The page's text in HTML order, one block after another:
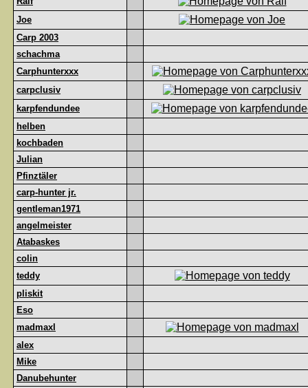
Joe
Carp 2003
schachma
Carphunterxxx
carpclusiv
karpfendundee
helben
kochbaden
Julian
Pfinztäler
carp-hunter jr.
gentleman1971
angelmeister
Atabaskes
colin
teddy
pliskit
Eso
madmaxl
alex
Mike
Danubehunter